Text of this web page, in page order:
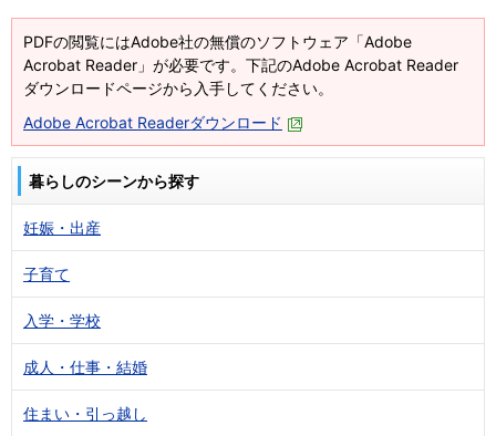
PDFの閲覧にはAdobe社の無償のソフトウェア「Adobe
Acrobat Reader」が必要です。下記のAdobe Acrobat Reader
ダウンロードページから入手してください。
Adobe Acrobat Readerダウンロード
暮らしのシーンから探す
妊娠・出産
子育て
入学・学校
成人・仕事・結婚
住まい・引っ越し